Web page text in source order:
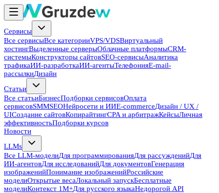
Сервисы
Все сервисыВсе категорииVPS/VDSВиртуальный
хостингВыделенные серверыОблачные платформыCRM-
системыКонструкторы сайтовSEO-сервисыАналитика
трафикаИИ-разработкаИИ-агентыТелефонияE-mail-
рассылкиДизайн
Статьи
Все статьиБизнесПодборки сервисовОплата
сервисовSMMSEOНейросети и ИИE-commerceДизайн / UX /
UIСоздание сайтовКопирайтингCPA и арбитражКейсыЛичная
эффективностьПодборки курсов
Новости
LLMs
Все LLM-моделиДля программированияДля рассужденийДля
ИИ-агентовДля исследованийДля документовГенерация
изображенийПонимание изображенийРоссийские
моделиОткрытые весаЛокальный запускБесплатные
моделиКонтекст 1M+Для русского языкаНедорогой API